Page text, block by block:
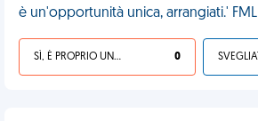
è un'opportunità unica, arrangiati.' FML
SÌ, È PROPRIO UNA VDM! 0